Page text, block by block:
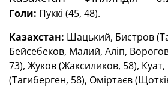
Голи: Пуккі (45, 48).
Казахстан: Шацький, Бистров
Бейсебеков, Малий, Аліп,
73), Жуков (Жаксиликов, 58), Куат,
(Тагиберген, 58), Оміртаєв